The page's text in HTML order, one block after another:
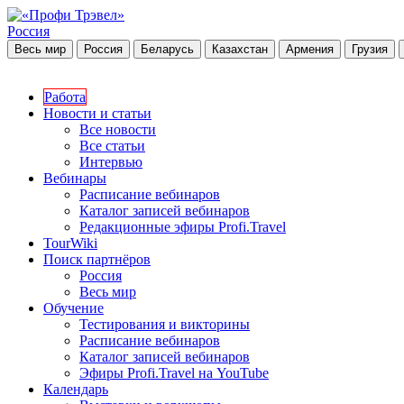
Россия
Весь мир Россия Беларусь Казахстан Армения Грузия
Работа
Новости и статьи
Все новости
Все статьи
Интервью
Вебинары
Расписание вебинаров
Каталог записей вебинаров
Редакционные эфиры Profi.Travel
TourWiki
Поиск партнёров
Россия
Весь мир
Обучение
Тестирования и викторины
Расписание вебинаров
Каталог записей вебинаров
Эфиры Profi.Travel на YouTube
Календарь